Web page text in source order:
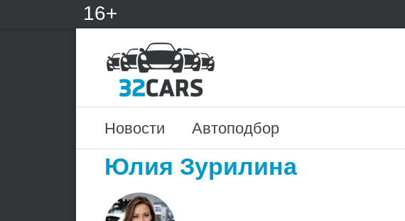
16+
Новости Автоподбор
Юлия Зурилина